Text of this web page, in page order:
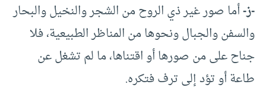
-ز-أما صور غير ذي الروح من الشجر والنخيل والبحار
والسفن والجبال ونحوها من المناظر الطبيعية، فلا
جناح على من صورها أو اقتناها، ما لم تشغل عن
طاعة أو تؤد إلى ترف فتكره.